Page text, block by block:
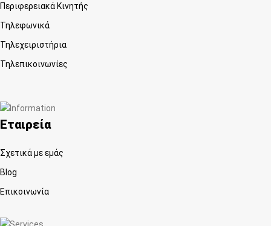
Περιφερειακά Κινητής
Τηλεφωνικά
Τηλεχειριστήρια
Τηλεπικοινωνίες
Εταιρεία
Σχετικά με εμάς
Blog
Επικοινωνία